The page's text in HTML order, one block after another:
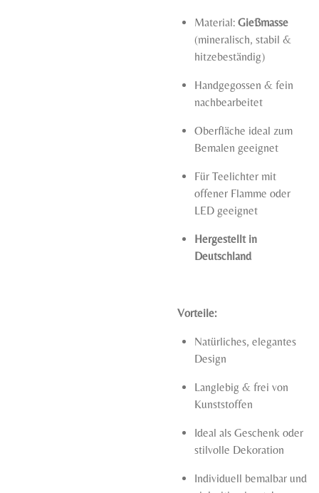
Material: Gießmasse
(mineralisch, stabil &
hitzebeständig)
Handgegossen & fein
nachbearbeitet
Oberfläche ideal zum
Bemalen geeignet
Für Teelichter mit
offener Flamme oder
LED geeignet
Hergestellt in
Deutschland
Vorteile:
Natürliches, elegantes
Design
Langlebig & frei von
Kunststoffen
Ideal als Geschenk oder
stilvolle Dekoration
Individuell bemalbar und